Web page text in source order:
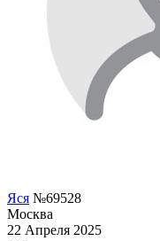
Яся №69528
Москва
22 Апреля 2025